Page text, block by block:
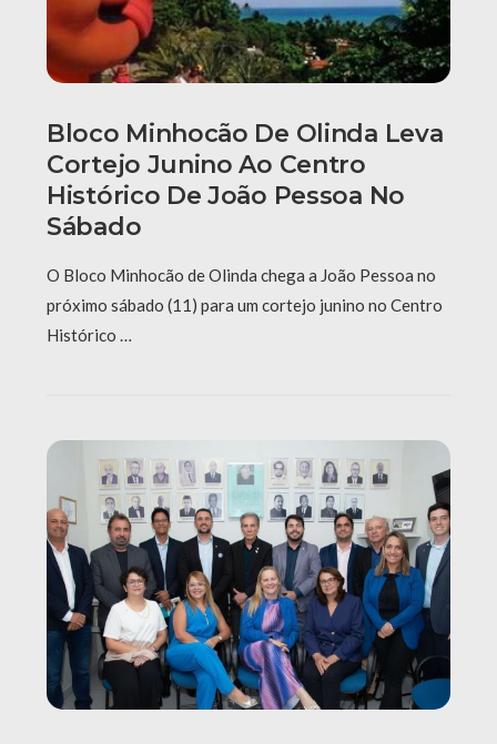
Bloco Minhocão De Olinda Leva
Cortejo Junino Ao Centro
Histórico De João Pessoa No
Sábado
O Bloco Minhocão de Olinda chega a João Pessoa no
próximo sábado (11) para um cortejo junino no Centro
Histórico …